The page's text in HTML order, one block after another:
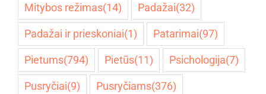
Mitybos režimas(14) Padažai(32)
Padažai ir prieskoniai(1) Patarimai(97)
Pietums(794) Pietūs(11) Psichologija(7)
Pusryčiai(9) Pusryčiams(376)